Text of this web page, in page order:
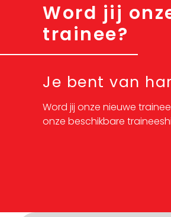
Word jij
trainee?
Je bent van
Word jij onze nieuwe
onze beschikbare